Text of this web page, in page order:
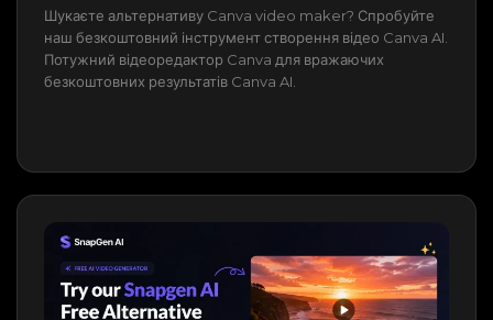
Шукаєте альтернативу Canva video maker? Спробуйте
наш безкоштовний інструмент створення відео Canva AI.
Потужний відеоредактор Canva для вражаючих
безкоштовних результатів Canva AI.